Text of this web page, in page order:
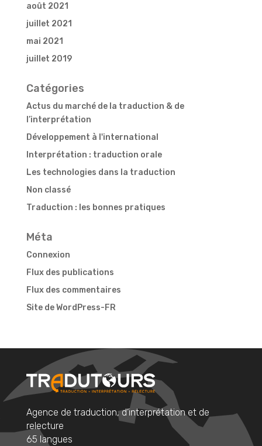
août 2021
juillet 2021
mai 2021
juillet 2019
Catégories
Actus du marché de la traduction & de
l’interprétation
Développement à l'international
Interprétation : traduction orale
Les technologies dans la traduction
Non classé
Traduction : les bonnes pratiques
Méta
Connexion
Flux des publications
Flux des commentaires
Site de WordPress-FR
Agence de traduction, d’interprétation et de
relecture
65 langues